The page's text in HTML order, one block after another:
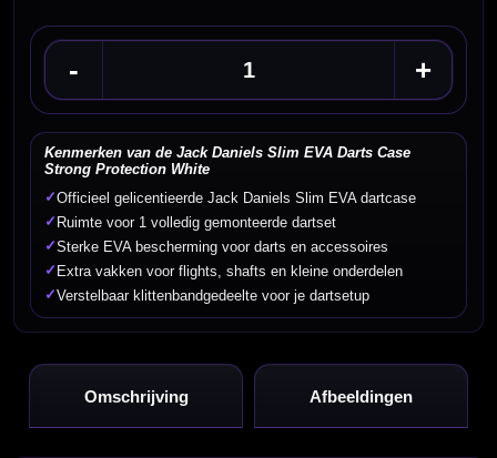
Kenmerken van de Jack Daniels Slim EVA Darts Case
Strong Protection White
✓Officieel gelicentieerde Jack Daniels Slim EVA dartcase
✓ Ruimte voor 1 volledig gemonteerde dartset
✓Sterke EVA bescherming voor darts en accessoires
✓ Extra vakken voor flights, shafts en kleine onderdelen
✓Verstelbaar klittenbandgedeelte voor je dartsetup
- +
Omschrijving Afbeeldingen